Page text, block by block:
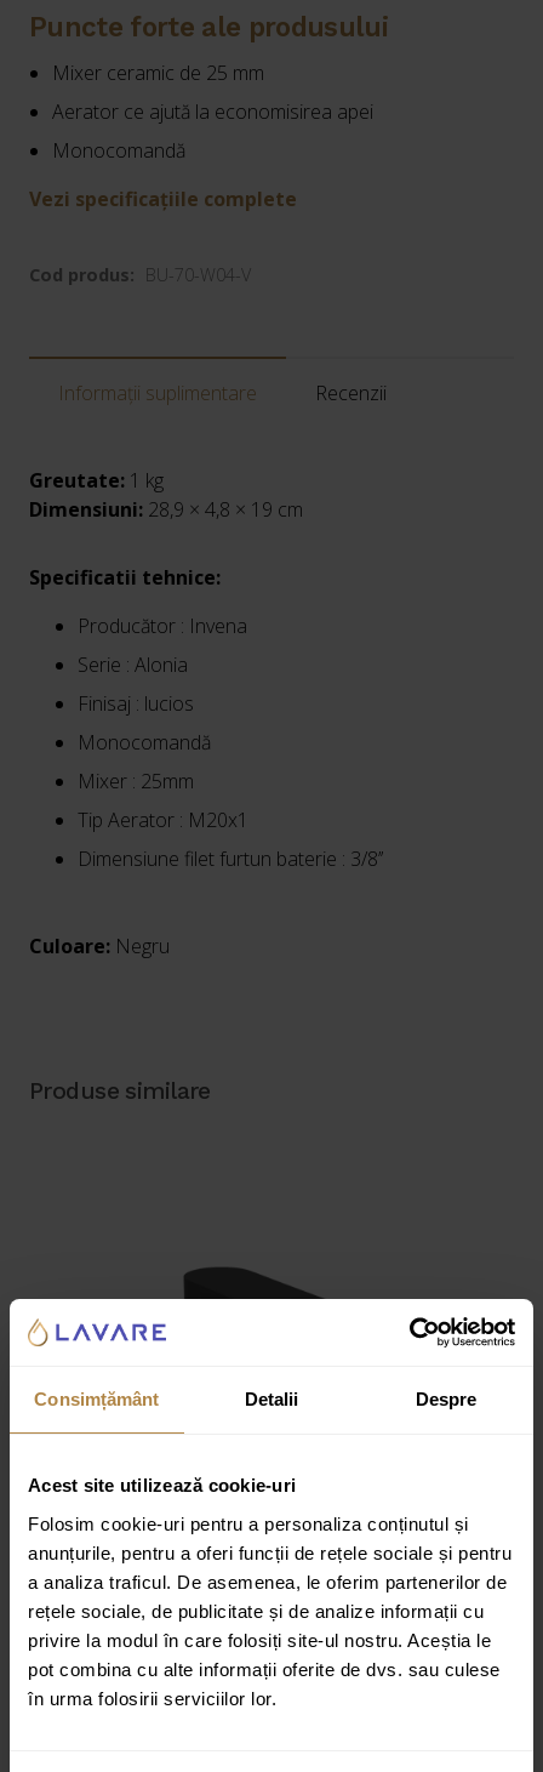
Consimțământ Detalii Despre
Acest site utilizează cookie-uri
Folosim cookie-uri pentru a personaliza conținutul și
anunțurile, pentru a oferi funcții de rețele sociale și pentru
a analiza traficul. De asemenea, le oferim partenerilor de
rețele sociale, de publicitate și de analize informații cu
privire la modul în care folosiți site-ul nostru. Aceștia le
pot combina cu alte informații oferite de dvs. sau culese
în urma folosirii serviciilor lor.
Puncte forte ale produsului
Mixer ceramic de 25 mm
Aerator ce ajută la economisirea apei
Monocomandă
Vezi specificațiile complete
Cod produs: BU-70-W04-V
Informații suplimentare Recenzii
Greutate: 1 kg
Dimensiuni: 28,9 × 4,8 × 19 cm
Specificatii tehnice:
Producător : Invena
Serie : Alonia
Finisaj : lucios
Monocomandă
Mixer : 25mm
Tip Aerator : M20x1
Dimensiune filet furtun baterie : 3/8’’
Culoare: Negru
Produse similare
Baterie pentru lavoar cu senzor Invena Smart flow,
Negru